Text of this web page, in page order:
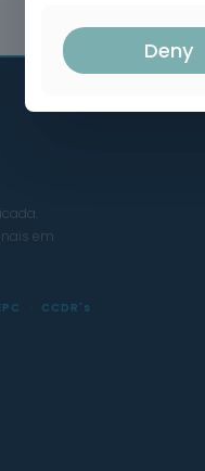
em
CCDR's
Deny